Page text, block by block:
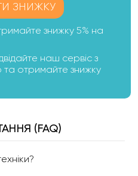
ЗНИЖКУ
знижку 5% на
наш сервіс з
та отримайте знижку
(FAQ)